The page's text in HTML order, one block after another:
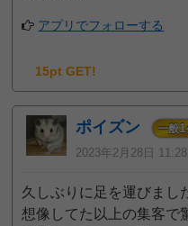
アプリでフォローする
15pt GET!
ポイズン 一般1
2023年2月28日
久しぶりに足を運びまし
想像してた以上の集客で